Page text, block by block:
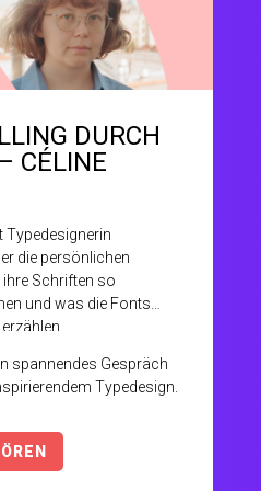
DURCH
CÉLINE
Typedesignerin
die persönlichen
ihre Schriften so
und was die Fonts
spannendes Gespräch
Typedesign.